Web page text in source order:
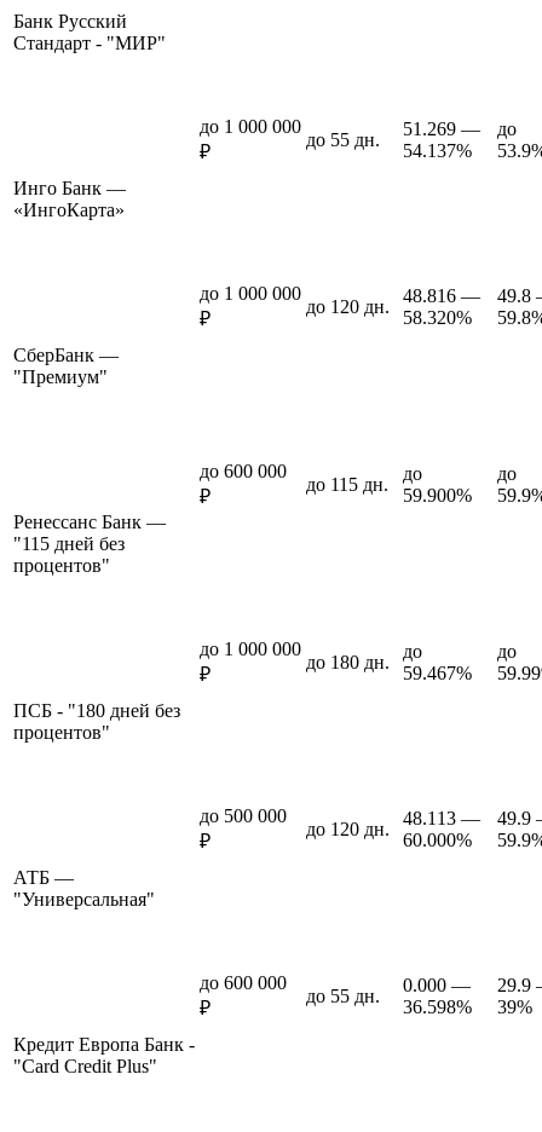
Банк Русский
Стандарт - "МИР"
Инго Банк —
«ИнгоКарта»
до 1 000 000
₽
до 55 дн.
51.269 —
54.137%
до
СберБанк —
"Премиум"
до 1 000 000
₽
до 120 дн.
48.816 —
58.320%
49.8
Ренессанс Банк —
"115 дней без
процентов"
до 600 000
₽
до 115 дн.
до
59.900%
до
ПСБ - "180 дней без
процентов"
до 1 000 000
₽
до 180 дн.
до
59.467%
до
АТБ —
"Универсальная"
до 500 000
₽
до 120 дн.
48.113 —
60.000%
49.9
Кредит Европа Банк -
"Card Credit Plus"
до 600 000
₽
до 55 дн.
0.000 —
36.598%
29.9
39%